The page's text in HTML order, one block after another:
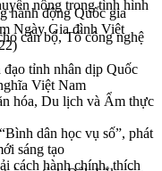
nông trong tình hình
cán bộ, Tổ công nghệ
tỉnh nhân dịp Quốc
Việt Nam
hóa, Du lịch và Ẩm thực
dân học vụ số”, phát
sáng tạo
cách hành chính, thích
hành động Quốc gia
Ngày Gia đình Việt